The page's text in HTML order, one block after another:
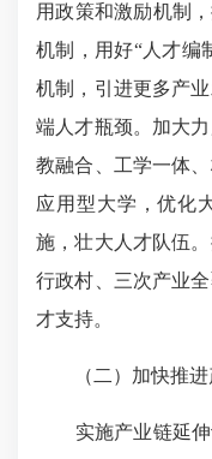
用政策和激励机制
机制，用好“人才编
机制，引进更多产
端人才瓶颈。加大
教融合、工学一体
应用型大学，优化
施，壮大人才队伍
行政村、三次产业
才支持。
（二）加快推进
实施产业链延伸